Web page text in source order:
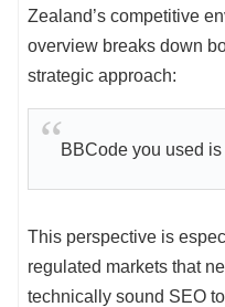
Zealand’s competitive
overview breaks down
strategic approach:
BBCode you used
This perspective is
regulated markets that
technically sound SEO